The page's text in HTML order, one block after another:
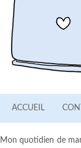
ACCUEIL
Mon quotidien de